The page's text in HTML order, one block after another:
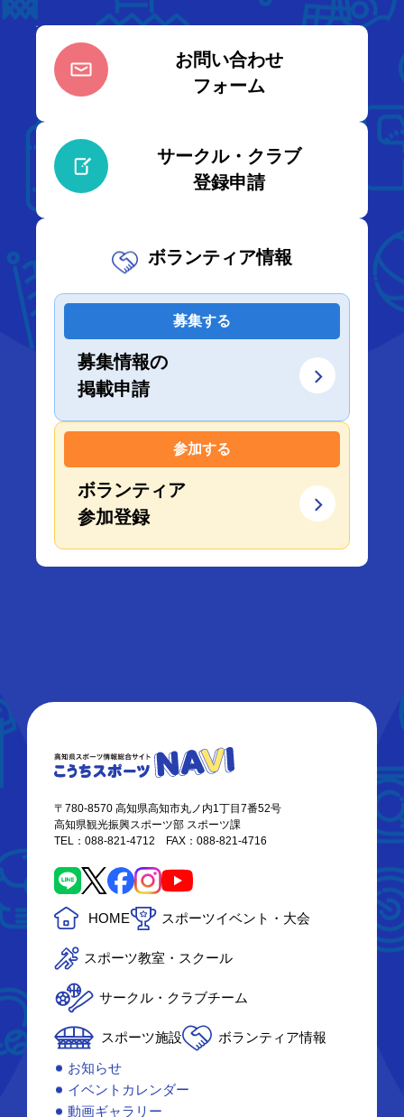
お問い合わせ
フォーム
サークル・クラブ
登録申請
ボランティア情報
募集する
募集情報の
掲載申請
参加する
ボランティア
参加登録
〒780-8570 高知県高知市丸ノ内1丁目7番52号
高知県観光振興スポーツ部 スポーツ課
TEL：088-821-4712 FAX：088-821-4716
HOME スポーツイベント・大会
スポーツ教室・スクール
サークル・クラブチーム
スポーツ施設
ボランティア情報
お知らせ
イベントカレンダー
動画ギャラリー